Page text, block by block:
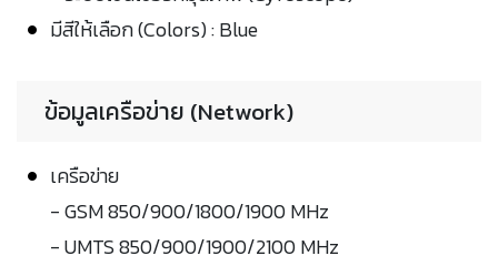
มีสีให้เลือก (Colors) : Blue
ข้อมูลเครือข่าย (Network)
เครือข่าย
- GSM 850/900/1800/1900 MHz
- UMTS 850/900/1900/2100 MHz